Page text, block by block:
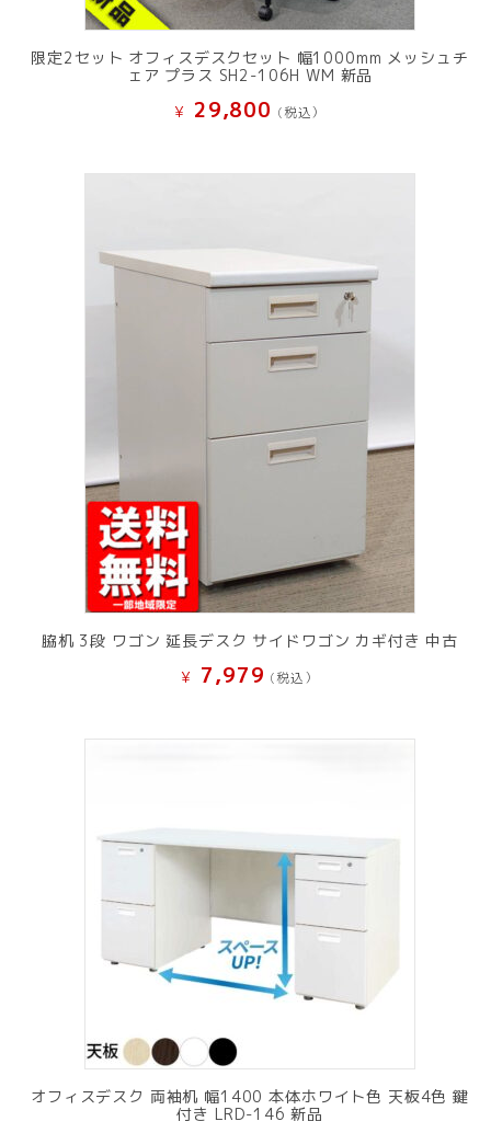
限定2セット オフィスデスクセット 幅1000mm メッシュチ
ェア プラス SH2-106H WM 新品
¥ 29,800 (税込）
脇机 3段 ワゴン 延長デスク サイドワゴン カギ付き 中古
¥ 7,979 (税込）
オフィスデスク 両袖机 幅1400 本体ホワイト色 天板4色 鍵
付き LRD-146 新品